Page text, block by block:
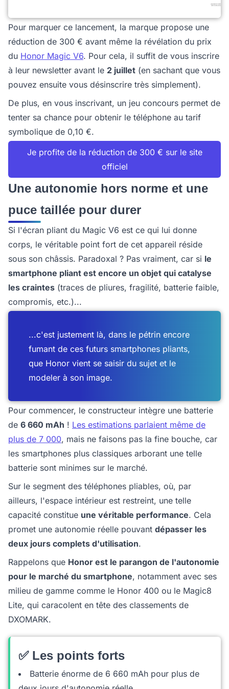
Pour marquer ce lancement, la marque propose une
réduction de 300 € avant même la révélation du prix
du Honor Magic V6. Pour cela, il suffit de vous inscrire
à leur newsletter avant le 2 juillet (en sachant que vous
pouvez ensuite vous désinscrire très simplement).
De plus, en vous inscrivant, un jeu concours permet de
tenter sa chance pour obtenir le téléphone au tarif
symbolique de 0,10 €.
Je profite de la réduction de 300 € sur le site
officiel
Une autonomie hors norme et une
puce taillée pour durer
Si l'écran pliant du Magic V6 est ce qui lui donne
corps, le véritable point fort de cet appareil réside
sous son châssis. Paradoxal ? Pas vraiment, car si le
smartphone pliant est encore un objet qui catalyse
les craintes (traces de pliures, fragilité, batterie faible,
compromis, etc.)...
...c'est justement là, dans le pétrin encore
fumant de ces futurs smartphones pliants,
que Honor vient se saisir du sujet et le
modeler à son image.
Pour commencer, le constructeur intègre une batterie
de 6 660 mAh ! Les estimations parlaient même de
plus de 7 000, mais ne faisons pas la fine bouche, car
les smartphones plus classiques arborant une telle
batterie sont minimes sur le marché.
Sur le segment des téléphones pliables, où, par
ailleurs, l'espace intérieur est restreint, une telle
capacité constitue une véritable performance. Cela
promet une autonomie réelle pouvant dépasser les
deux jours complets d'utilisation.
Rappelons que Honor est le parangon de l'autonomie
pour le marché du smartphone, notamment avec ses
milieu de gamme comme le Honor 400 ou le Magic8
Lite, qui caracolent en tête des classements de
DXOMARK.
✅ Les points forts
Batterie énorme de 6 660 mAh pour plus de